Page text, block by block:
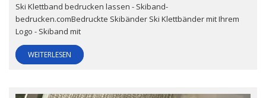
Ski Klettband bedrucken lassen - Skiband-
bedrucken.comBedruckte Skibänder Ski Klettbänder mit Ihrem
Logo - Skiband mit
WEITERLESEN